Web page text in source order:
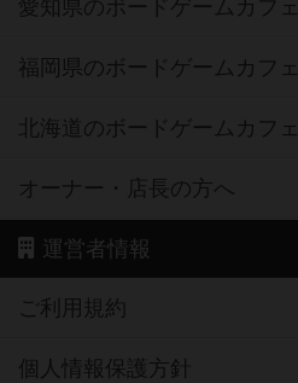
愛知県のボードゲームカフェ
福岡県のボードゲームカフェ
北海道のボードゲームカフェ
オーナー・店長の方へ
運営者情報
ご利用規約
個人情報保護方針